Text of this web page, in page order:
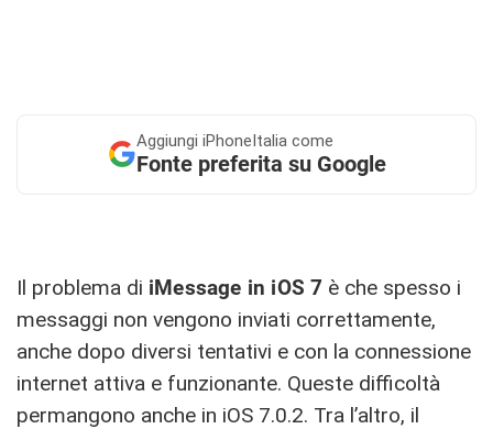
Aggiungi iPhoneItalia come
Fonte preferita su Google
Il problema di iMessage in iOS 7 è che spesso i
messaggi non vengono inviati correttamente,
anche dopo diversi tentativi e con la connessione
internet attiva e funzionante. Queste difficoltà
permangono anche in iOS 7.0.2. Tra l’altro, il